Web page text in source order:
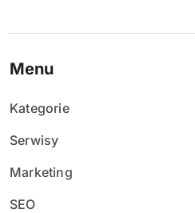
Menu
Kategorie
Serwisy
Marketing
SEO